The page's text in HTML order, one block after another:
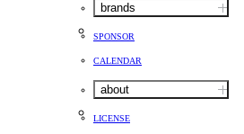
brands
SPONSOR
CALENDAR
about
LICENSE